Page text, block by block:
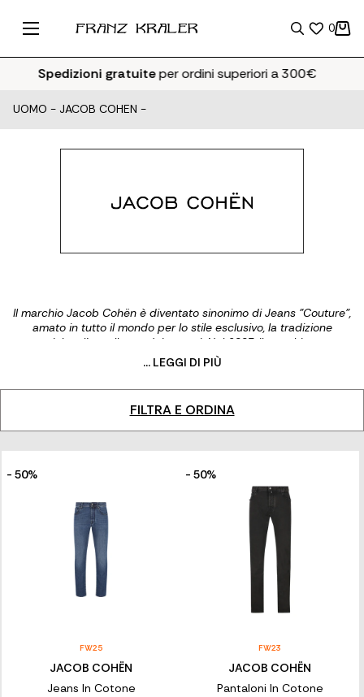
0
Spedizioni gratuiteper ordini superiori a 300€
UOMO - JACOB COHEN -
Il marchio Jacob Cohën è diventato sinonimo di Jeans "Couture",
amato in tutto il mondo per lo stile esclusivo, la tradizione
sartoriale e l'eccellenza dei tessuti. Nel 2003, il marchio venne
rilanciato seguendo una nuova filosofia: un modello di jeans
perfetto. L'obiettivo del brand era la realizzazione di un luxury
jeans, raffinato, elegante unico e perfettamente indossabile.
... LEGGI DI PIÙ
FILTRA E ORDINA
- 50%
FW25
JACOB COHËN
Jeans In Cotone
- 50%
FW23
JACOB COHËN
Pantaloni In Cotone